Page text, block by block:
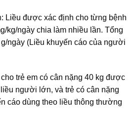
Liều được xác định cho từng bệnh
kg/ngày chia làm nhiều lần. Tổng
ngày (Liều khuyến cáo của người
trẻ em có cân nặng 40 kg được
người lớn, và trẻ có cân nặng
cáo dùng theo liều thông thường